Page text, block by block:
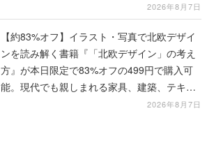
2026年8月7日
【約83%オフ】イラスト・写真で北欧デザイ
ンを読み解く書籍『「北欧デザイン」の考え
方』が本日限定で83%オフの499円で購入可
能。現代でも親しまれる家具、建築、テキス
2026年8月7日